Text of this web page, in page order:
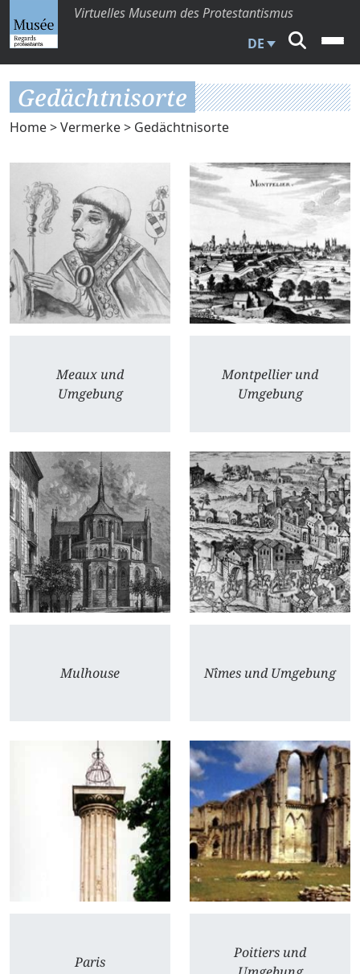
Virtuelles Museum des Protestantismus
DE
Gedächtnisorte
Home>Vermerke> Gedächtnisorte
Meaux und
Umgebung
Montpellier und
Umgebung
Mulhouse Nîmes und Umgebung
Paris
Poitiers und